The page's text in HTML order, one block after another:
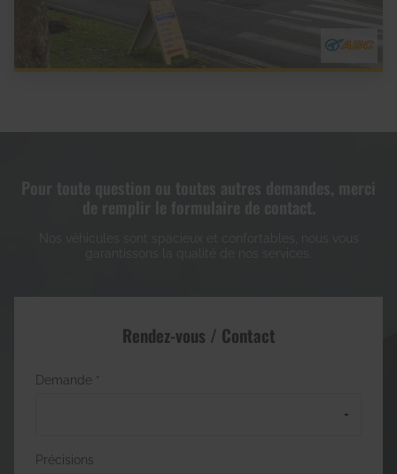
Rendez-vous / Contact
Demande *
Précisions